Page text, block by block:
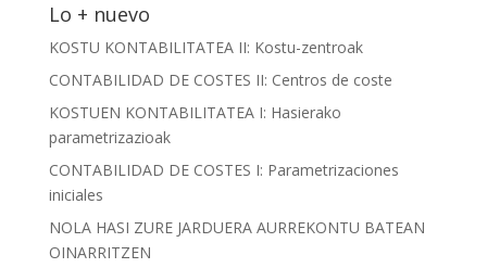
Lo + nuevo
KOSTU KONTABILITATEA II: Kostu-zentroak
CONTABILIDAD DE COSTES II: Centros de coste
KOSTUEN KONTABILITATEA I: Hasierako
parametrizazioak
CONTABILIDAD DE COSTES I: Parametrizaciones
iniciales
NOLA HASI ZURE JARDUERA AURREKONTU BATEAN
OINARRITZEN